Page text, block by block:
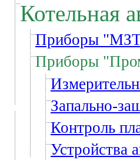
Котельная
Приборы
Приборы
Запально-
Контроль
Устройства